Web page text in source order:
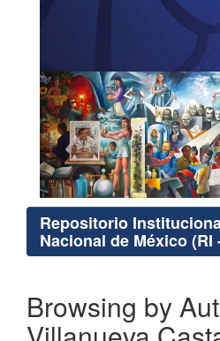
Repositorio
Nacional de México (RI
Browsing by